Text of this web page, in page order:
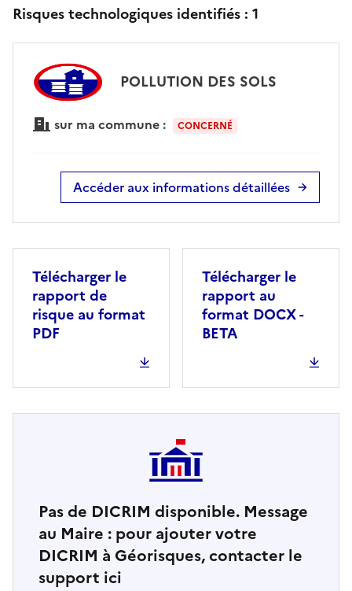
Risques technologiques identifiés : 1
POLLUTION DES SOLS
sur ma commune : CONCERNÉ
Accéder aux informations détaillées
Télécharger le
rapport de
risque au format
PDF
Télécharger le
rapport au
format DOCX -
BETA
Pas de DICRIM disponible. Message
au Maire : pour ajouter votre
DICRIM à Géorisques, contacter le
support ici